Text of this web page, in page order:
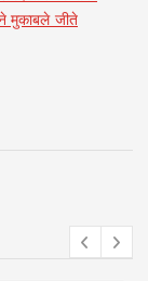
मुकाबले जीते